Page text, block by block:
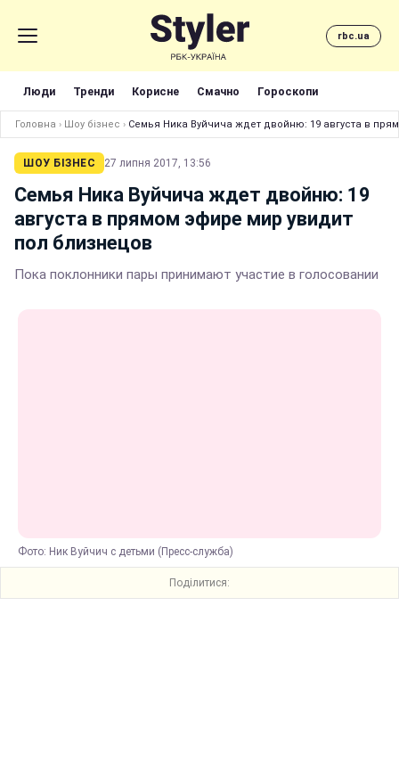
rbc.ua
Люди Тренди Корисне Смачно Гороскопи
Головна › Шоу бізнес › Семья Ника Вуйчича ждет двойню: 19 августа в
ШОУ БІЗНЕС 27 липня 2017, 13:56
Семья Ника Вуйчича ждет двойню: 19
августа в прямом эфире мир увидит
пол близнецов
Пока поклонники пары принимают участие в голосовании
Фото: Ник Вуйчич с детьми (Пресс-служба)
Поділитися: